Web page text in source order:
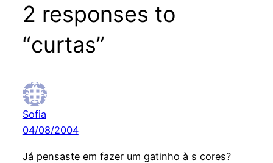
2 responses to
“curtas”
Sofia
04/08/2004
Já pensaste em fazer um gatinho à s cores?